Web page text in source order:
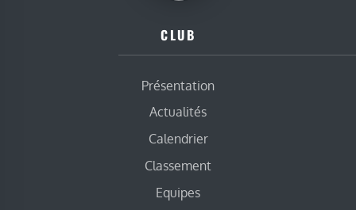
CLUB
Présentation
Actualités
Calendrier
Classement
Equipes